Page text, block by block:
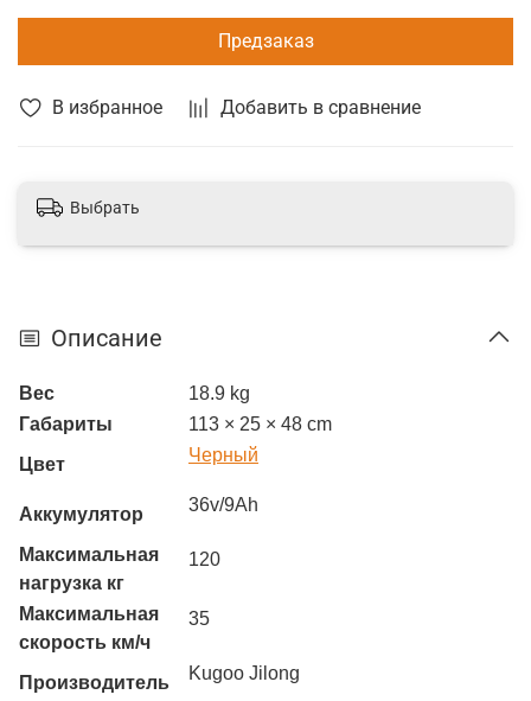
В избранное Добавить в сравнение
Предзаказ
Выбрать
Описание
Вес
18.9 kg
Габариты
113 × 25 × 48 cm
Цвет
Черный
Аккумулятор 36v/9Ah
Максимальная
нагрузка кг
120
Максимальная
скорость км/ч
35
Производитель Kugoo Jilong